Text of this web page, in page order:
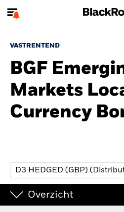
VASTRENTEND
BGF
Markets
Currency
Overzicht